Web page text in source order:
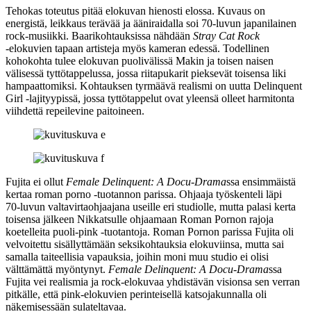
Tehokas toteutus pitää elokuvan hienosti elossa. Kuvaus on
energistä, leikkaus terävää ja ääniraidalla soi 70‑luvun japanilainen
rock-musiikki. Baarikohtauksissa nähdään Stray Cat Rock
‑elokuvien tapaan artisteja myös kameran edessä. Todellinen
kohokohta tulee elokuvan puolivälissä Makin ja toisen naisen
välisessä tyttötappelussa, jossa riitapukarit pieksevät toisensa liki
hampaattomiksi. Kohtauksen tyrmäävä realismi on uutta Delinquent
Girl ‑lajityypissä, jossa tyttötappelut ovat yleensä olleet harmitonta
viihdettä repeilevine paitoineen.
Fujita ei ollut Female Delinquent: A Docu-Dramassa ensimmäistä
kertaa roman porno ‑tuotannon parissa. Ohjaaja työskenteli läpi
70‑luvun valtavirtaohjaajana useille eri studiolle, mutta palasi kerta
toisensa jälkeen Nikkatsulle ohjaamaan Roman Pornon rajoja
koetelleita puoli-pink ‑tuotantoja. Roman Pornon parissa Fujita oli
velvoitettu sisällyttämään seksikohtauksia elokuviinsa, mutta sai
samalla taiteellisia vapauksia, joihin moni muu studio ei olisi
välttämättä myöntynyt. Female Delinquent: A Docu-Dramassa
Fujita vei realismia ja rock-elokuvaa yhdistävän visionsa sen verran
pitkälle, että pink-elokuvien perinteisellä katsojakunnalla oli
näkemisessään sulateltavaa.